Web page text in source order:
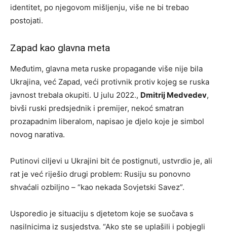
identitet, po njegovom mišljenju, više ne bi trebao
postojati.
Zapad kao glavna meta
Međutim, glavna meta ruske propagande više nije bila
Ukrajina, već Zapad, veći protivnik protiv kojeg se ruska
javnost trebala okupiti. U julu 2022., Dmitrij Medvedev,
bivši ruski predsjednik i premijer, nekoć smatran
prozapadnim liberalom, napisao je djelo koje je simbol
novog narativa.
Putinovi ciljevi u Ukrajini bit će postignuti, ustvrdio je, ali
rat je već riješio drugi problem: Rusiju su ponovno
shvaćali ozbiljno – “kao nekada Sovjetski Savez”.
Usporedio je situaciju s djetetom koje se suočava s
nasilnicima iz susjedstva. “Ako ste se uplašili i pobjegli